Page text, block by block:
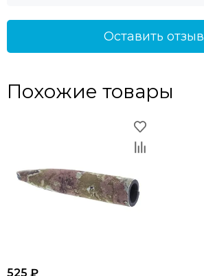
Оставить отзыв
Похожие товары
525 ₽